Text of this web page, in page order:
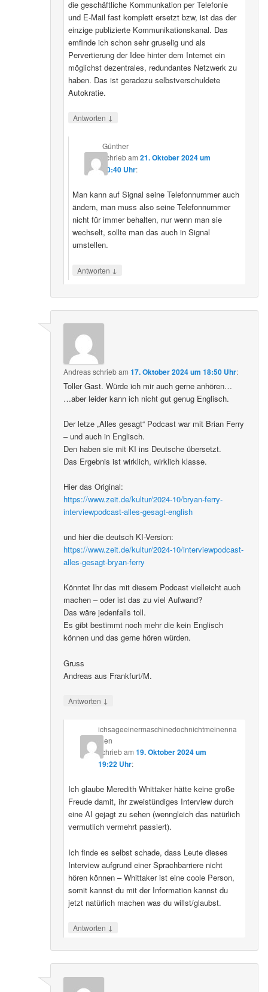
die geschäftliche Kommunkation per Telefonie
und E-Mail fast komplett ersetzt bzw, ist das der
einzige publizierte Kommunikationskanal. Das
emfinde ich schon sehr gruselig und als
Pervertierung der Idee hinter dem Internet ein
möglichst dezentrales, redundantes Netzwerk zu
haben. Das ist geradezu selbstverschuldete
Autokratie.
Antworten ↓
Günther
schriebam21. Oktober 2024 um
00:40 Uhr:
Man kann auf Signal seine Telefonnummer auch
ändern, man muss also seine Telefonnummer
nicht für immer behalten, nur wenn man sie
wechselt, sollte man das auch in Signal
umstellen.
Antworten ↓
Andreasschriebam17. Oktober 2024 um 18:50 Uhr:
Toller Gast. Würde ich mir auch gerne anhören…
…aber leider kann ich nicht gut genug Englisch.
Der letze „Alles gesagt“ Podcast war mit Brian Ferry
– und auch in Englisch.
Den haben sie mit KI ins Deutsche übersetzt.
Das Ergebnis ist wirklich, wirklich klasse.
Hier das Original:
https://www.zeit.de/kultur/2024-10/bryan-ferry-
interviewpodcast-alles-gesagt-english
und hier die deutsch KI-Version:
https://www.zeit.de/kultur/2024-10/interviewpodcast-
alles-gesagt-bryan-ferry
Könntet Ihr das mit diesem Podcast vielleicht auch
machen – oder ist das zu viel Aufwand?
Das wäre jedenfalls toll.
Es gibt bestimmt noch mehr die kein Englisch
können und das gerne hören würden.
Gruss
Andreas aus Frankfurt/M.
Antworten ↓
ichsageeinermaschinedochnichtmeinenna
men
schriebam 19. Oktober 2024 um
19:22 Uhr:
Ich glaube Meredith Whittaker hätte keine große
Freude damit, ihr zweistündiges Interview durch
eine AI gejagt zu sehen (wenngleich das natürlich
vermutlich vermehrt passiert).
Ich finde es selbst schade, dass Leute dieses
Interview aufgrund einer Sprachbarriere nicht
hören können – Whittaker ist eine coole Person,
somit kannst du mit der Information kannst du
jetzt natürlich machen was du willst/glaubst.
Antworten ↓